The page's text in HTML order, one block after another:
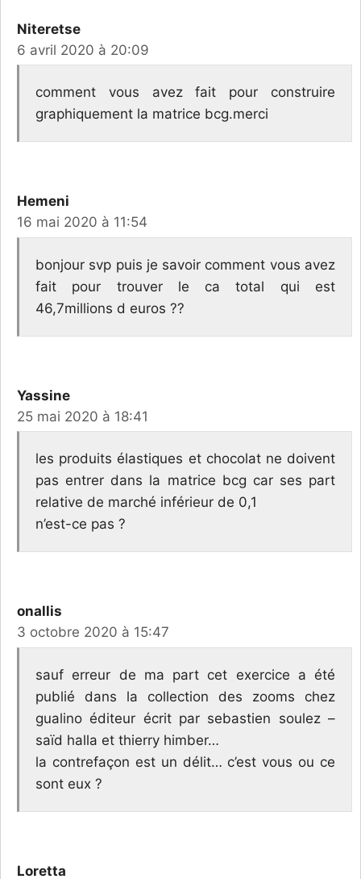
Niteretse
6 avril 2020 à 20:09
comment vous avez fait pour construire
graphiquement la matrice bcg.merci
Hemeni
16 mai 2020 à 11:54
bonjour svp puis je savoir comment vous avez
fait pour trouver le ca total qui est
46,7millions d euros ??
Yassine
25 mai 2020 à 18:41
les produits élastiques et chocolat ne doivent
pas entrer dans la matrice bcg car ses part
relative de marché inférieur de 0,1
n’est-ce pas ?
onallis
3 octobre 2020 à 15:47
sauf erreur de ma part cet exercice a été
publié dans la collection des zooms chez
gualino éditeur écrit par sebastien soulez –
saïd halla et thierry himber…
la contrefaçon est un délit… c’est vous ou ce
sont eux ?
Loretta